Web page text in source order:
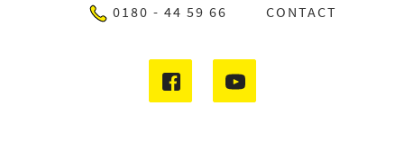
0180 - 44 59 66 CONTACT